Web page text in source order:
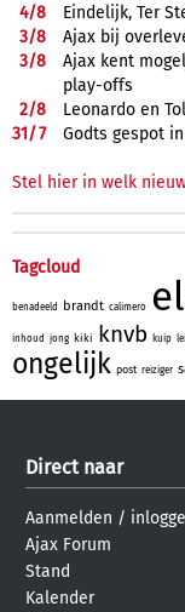
4/8
Eindelijk, Ter
3/8
Ajax bij
3/8
Ajax kent
play-offs
2/8
Leonardo en
31/7 Godts gespot
Stel hier in welk
Tagcloud
benadeeld brandt calimero
inhoud jong kiki knvb kuip
ongelijk post reiziger
Direct naar
Aanmelden /
Ajax Forum
Stand
Kalender